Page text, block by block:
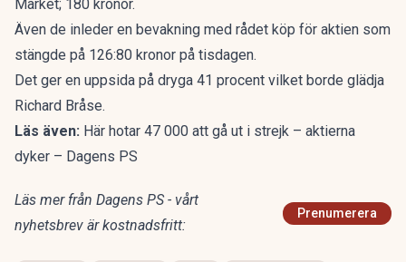
Market; 180 kronor.
Även de inleder en bevakning med rådet köp för aktien som
stängde på 126:80 kronor på tisdagen.
Det ger en uppsida på dryga 41 procent vilket borde glädja
Richard Bråse.
Läs även: Här hotar 47 000 att gå ut i strejk – aktierna
dyker – Dagens PS
Läs mer från Dagens PS - vårt
nyhetsbrev är kostnadsfritt:
Prenumerera